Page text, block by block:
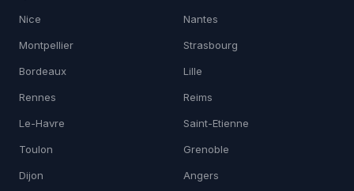
Nice Nantes
Montpellier Strasbourg
Bordeaux Lille
Rennes Reims
Le-Havre Saint-Etienne
Toulon Grenoble
Dijon Angers